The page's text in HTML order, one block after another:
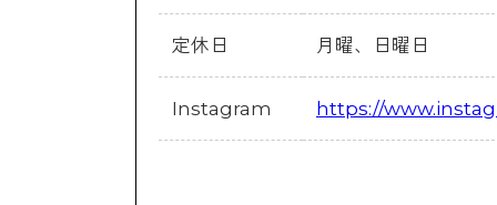
定休日 月曜、日曜日
Instagram https://